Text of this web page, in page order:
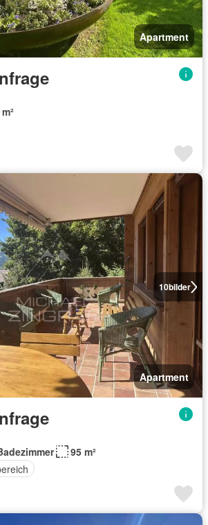
Apartment
10bilder
Apartment
95 m²